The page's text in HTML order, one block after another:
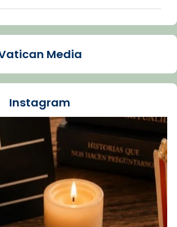
de Barcelona
depressió. Fa gairebé
Lluís Companys, la
comp
Vatican
👇
es/iglesia/news/2026-
depresion-papa-viaje-
Media
Instagram